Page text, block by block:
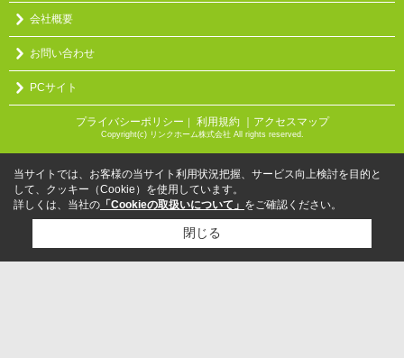
会社概要
お問い合わせ
PCサイト
プライバシーポリシー ｜ 利用規約 ｜アクセスマップ
Copyright(c) リンクホーム株式会社 All rights reserved.
当サイトでは、お客様の当サイト利用状況把握、サービス向上検討を目的と
して、クッキー（Cookie）を使用しています。
詳しくは、当社の 「Cookieの取扱いについて」 をご確認ください。
閉じる